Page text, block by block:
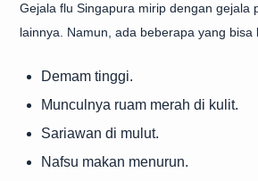
Gejala flu Singapura mirip dengan gejala
lainnya. Namun, ada beberapa yang bisa
Demam tinggi.
Munculnya ruam merah di kulit.
Sariawan di mulut.
Nafsu makan menurun.